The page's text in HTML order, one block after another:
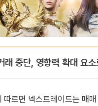
중단, 영향력 확대 요소
르면 넥스트레이드는 매